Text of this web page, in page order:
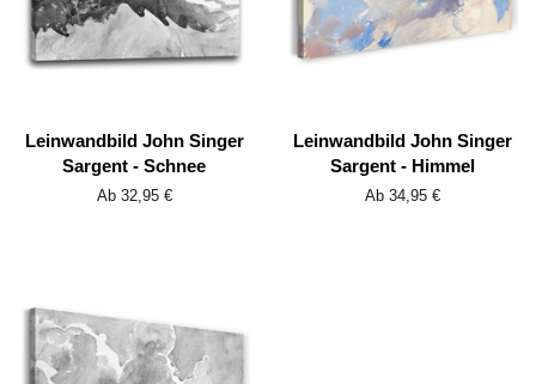
Leinwandbild John Singer
Sargent - Schnee
Ab 32,95 €
Leinwandbild John Singer
Sargent - Himmel
Ab 34,95 €